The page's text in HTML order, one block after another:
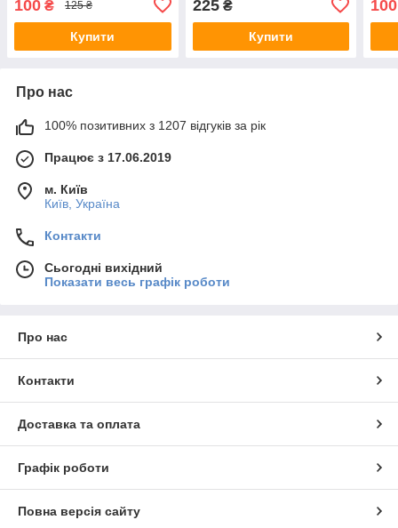
100 ₴ 125 ₴
Купити
225₴
Купити
100
Про нас
100% позитивних з 1207 відгуків за рік
Працює з 17.06.2019
м. Київ
Київ, Україна
Контакти
Сьогодні вихідний
Показати весь графік роботи
Про нас
Контакти
Доставка та оплата
Графік роботи
Повна версія сайту